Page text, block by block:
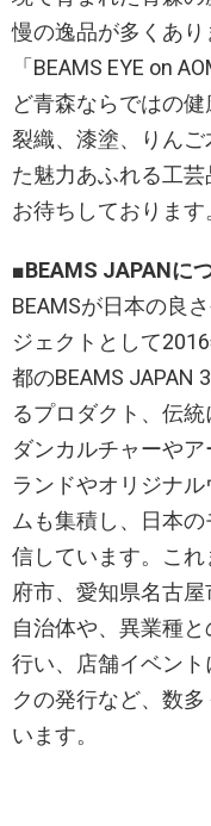
慢の逸品が多くあり
「BEAMS EYE on
ど青森ならではの
裂織、漆塗、りん
た魅力あふれる工
お待ちしております
■BEAMS JAPANに
BEAMSが日本の良
ジェクトとして
都のBEAMS JAPAN
るプロダクト、伝
ダンカルチャーや
ランドやオリジナ
ムも集積し、日本
信しています。こ
府市、愛知県名古
自治体や、異業種
行い、店舗イベン
クの発行など、数
います。